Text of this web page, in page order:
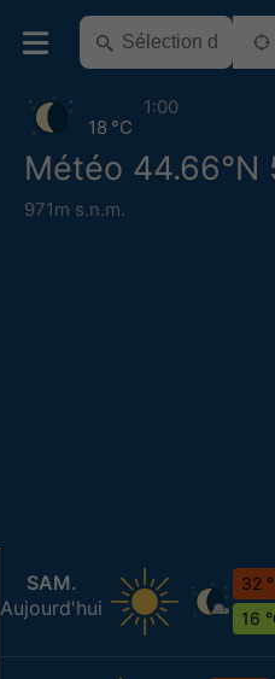
Météo 44.66°N
971m s.n.m.
18 °C
1:00
SAM.
Aujourd'hui
32
16